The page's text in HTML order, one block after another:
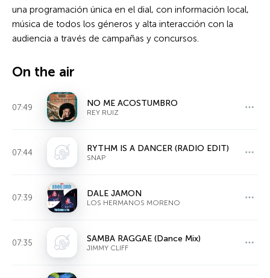
una programación única en el dial, con información local,
música de todos los géneros y alta interacción con la
audiencia a través de campañas y concursos.
On the air
07:49 NO ME ACOSTUMBRO
REY RUIZ
07:44 RYTHM IS A DANCER (RADIO EDIT)
SNAP
07:39 DALE JAMON
LOS HERMANOS MORENO
07:35 SAMBA RAGGAE (Dance Mix)
JIMMY CLIFF